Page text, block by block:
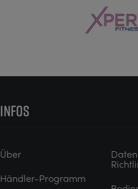
INFOS
Über
Händler-Programm